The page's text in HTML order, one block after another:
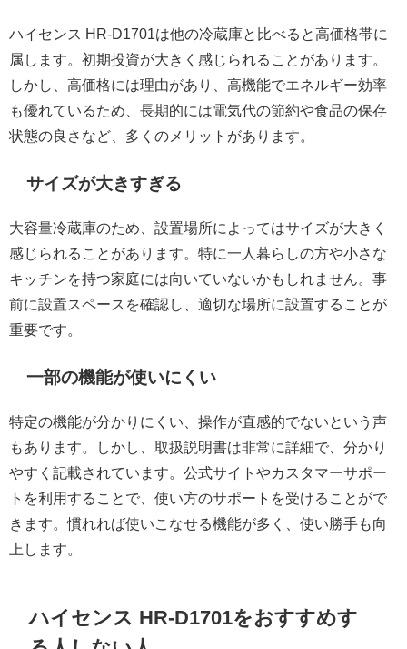
ハイセンス HR-D1701は他の冷蔵庫と比べると高価格帯に
属します。初期投資が大きく感じられることがあります。
しかし、高価格には理由があり、高機能でエネルギー効率
も優れているため、長期的には電気代の節約や食品の保存
状態の良さなど、多くのメリットがあります。
サイズが大きすぎる
大容量冷蔵庫のため、設置場所によってはサイズが大きく
感じられることがあります。特に一人暮らしの方や小さな
キッチンを持つ家庭には向いていないかもしれません。事
前に設置スペースを確認し、適切な場所に設置することが
重要です。
一部の機能が使いにくい
特定の機能が分かりにくい、操作が直感的でないという声
もあります。しかし、取扱説明書は非常に詳細で、分かり
やすく記載されています。公式サイトやカスタマーサポー
トを利用することで、使い方のサポートを受けることがで
きます。慣れれば使いこなせる機能が多く、使い勝手も向
上します。
ハイセンス HR-D1701をおすすめす